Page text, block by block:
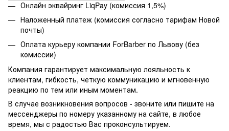
Онлайн эквайринг LiqPay (комиссия 1,5%)
Наложенный платеж (комиссия согласно тарифам Новой
почты)
Оплата курьеру компании ForBarber по Львову (без
комиссии)
Компания гарантирует максимальную лояльность к
клиентам, гибкость, четкую коммуникацию и мгновенную
реакцию по тем или иным моментам.
В случае возникновения вопросов - звоните или пишите на
мессенджеры по номеру указанному на сайте, в любое
время, мы с радостью Вас проконсультируем.